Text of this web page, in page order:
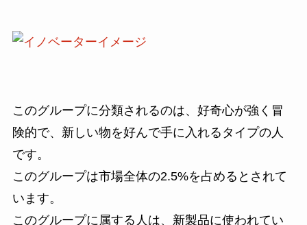
このグループに分類されるのは、好奇心が強く冒
険的で、新しい物を好んで手に入れるタイプの人
です。
このグループは市場全体の2.5%を占めるとされて
います。
このグループに属する人は、新製品に使われてい